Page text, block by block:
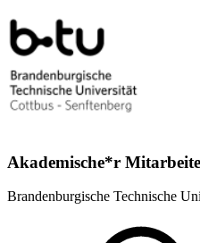
Akademische*r
Brandenburgische Technische